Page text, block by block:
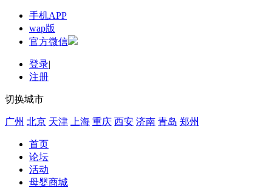
手机APP
wap版
官方微信
登录|
注册
切换城市
广州 北京 天津 上海 重庆 西安 济南 青岛 郑州
首页
论坛
活动
母婴商城